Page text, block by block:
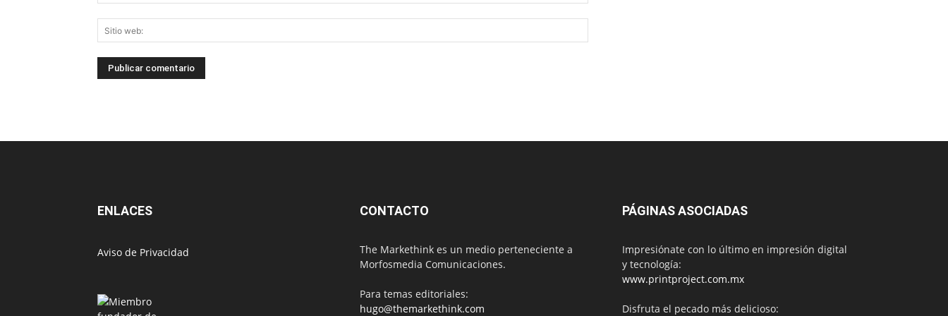
ENLACES
Aviso de Privacidad
CONTACTO
The Markethink es un medio perteneciente a
Morfosmedia Comunicaciones.
Para temas editoriales:
hugo@themarkethink.com
PÁGINAS ASOCIADAS
Impresiónate con lo último en impresión digital
y tecnología:
www.printproject.com.mx
Disfruta el pecado más delicioso: